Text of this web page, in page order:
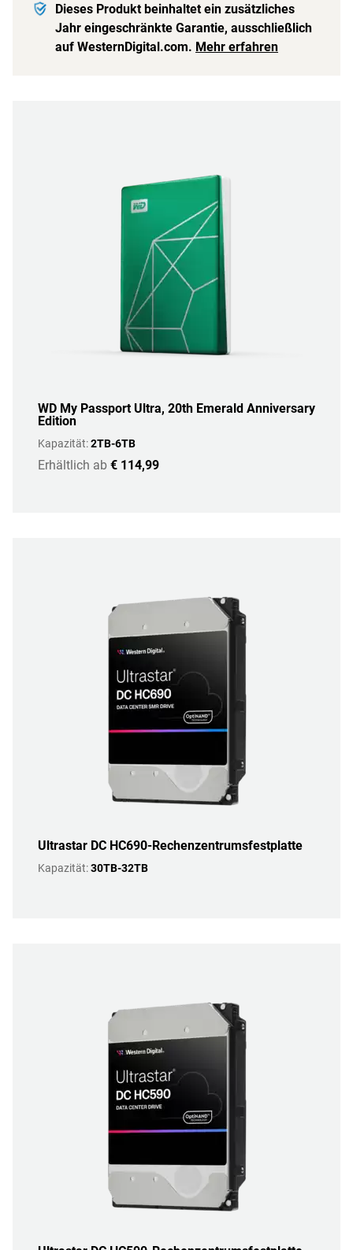
Dieses Produkt beinhaltet ein zusätzliches
Jahr eingeschränkte Garantie, ausschließlich
auf WesternDigital.com. Mehr erfahren
WD My Passport Ultra, 20th Emerald Anniversary
Edition
Kapazität:2TB-6TB
Erhältlich ab € 114,99
Ultrastar DC HC690-Rechenzentrumsfestplatte
Kapazität:30TB-32TB